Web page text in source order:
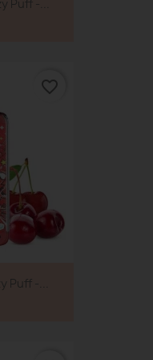
Puff -...
Puff -...
favorite_border